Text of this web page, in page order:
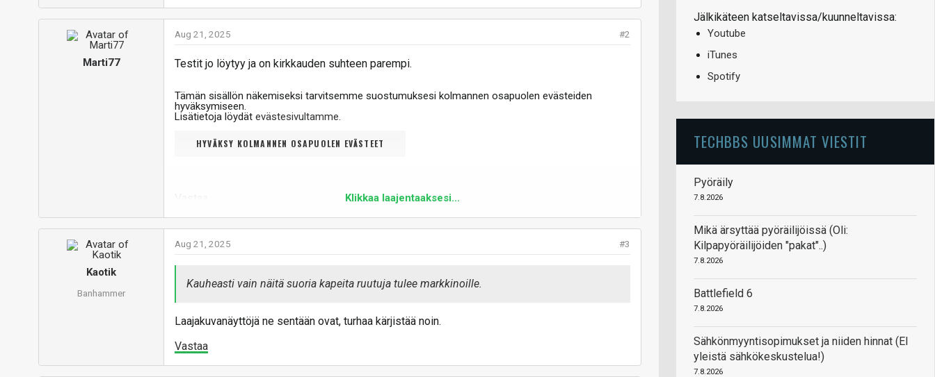
Marti77
#2
Aug 21, 2025
Testit jo löytyy ja on kirkkauden suhteen parempi.
Tämän sisällön näkemiseksi tarvitsemme suostumuksesi kolmannen osapuolen evästeiden
hyväksymiseen.
Lisätietoja löydät evästesivultamme
HYVÄKSY KOLMANNEN OSAPUOLEN EVÄSTEET
Klikkaa laajentaaksesi...
Kaotik
Banhammer
#3
Aug 21, 2025
Kauheasti vain näitä suoria kapeita ruutuja tulee markkinoille.
Laajakuvanäyttöjä ne sentään ovat, turhaa kärjistää noin.
Vastaa
Jälkikäteen katseltavissa/kuunneltavissa:
Youtube
iTunes
Spotify
TECHBBS UUSIMMAT VIESTIT
Pyöräily
7.8.2026
Mikä ärsyttää pyöräilijöissä (Oli:
Kilpapyöräilijöiden "pakat"..)
7.8.2026
Battlefield 6
7.8.2026
Sähkönmyyntisopimukset ja niiden hinnat (EI
yleistä sähkökeskustelua!)
7.8.2026